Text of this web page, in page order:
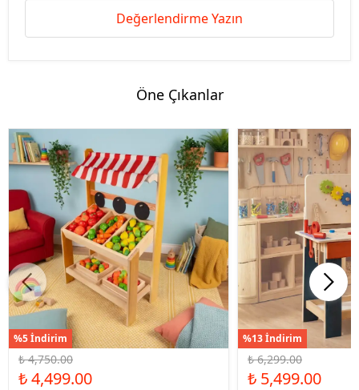
Değerlendirme Yazın
Öne Çıkanlar
%5 İndirim
₺ 4,750.00
₺ 4,499.00
%13 İndirim
₺ 6,299.00
₺ 5,499.00